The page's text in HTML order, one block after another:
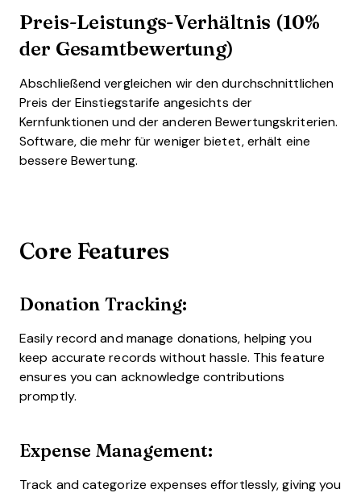
Preis-Leistungs-Verhältnis (10%
der Gesamtbewertung)
Abschließend vergleichen wir den durchschnittlichen
Preis der Einstiegstarife angesichts der
Kernfunktionen und der anderen Bewertungskriterien.
Software, die mehr für weniger bietet, erhält eine
bessere Bewertung.
Core Features
Donation Tracking:
Easily record and manage donations, helping you
keep accurate records without hassle. This feature
ensures you can acknowledge contributions
promptly.
Expense Management:
Track and categorize expenses effortlessly, giving you